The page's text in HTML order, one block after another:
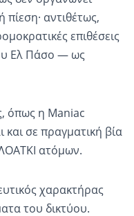
πίεση· αντιθέτως,
επιθέσεις
Ελ Πάσο — ως
όπως η Maniac
σε πραγματική βία
ατόμων.
χαρακτήρας
του δικτύου.